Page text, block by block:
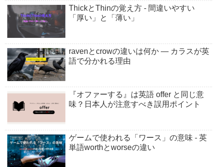
ThickとThinの覚え方 - 間違いやすい
「厚い」と「薄い」
ravenとcrowの違いは何か ― カラスが英
語で分かれる理由
『オファーする』は英語 offer と同じ意
味？日本人が注意すべき誤用ポイント
ゲームで使われる「ワース」の意味 - 英
単語worthとworseの違い